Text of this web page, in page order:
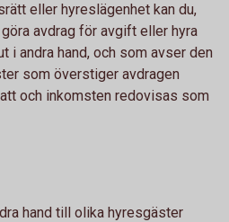
eller hyreslägenhet kan du,
avdrag för avgift eller hyra
i andra hand, och som avser den
som överstiger avdragen
och inkomsten redovisas som
hand till olika hyresgäster